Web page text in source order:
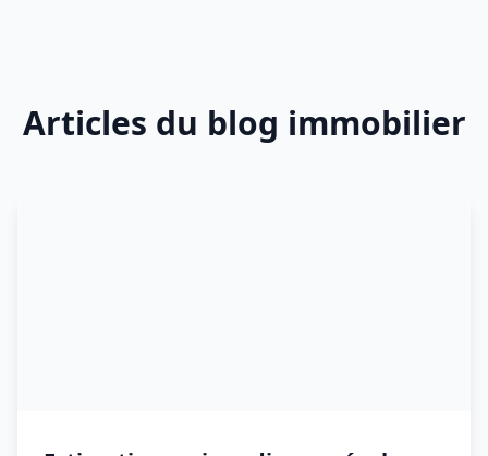
Articles du blog immobilier